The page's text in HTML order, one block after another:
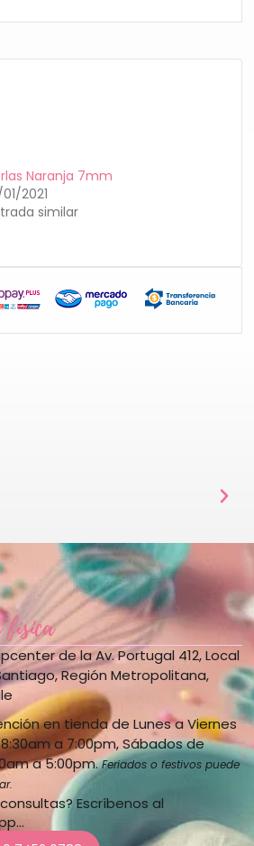
Naranja 7mm
2021
similar
física
de la Av. Portugal 412, Local
Región Metropolitana,
en tienda de Lunes a Viernes
a 7:00pm, Sábados de
a 5:00pm.Feriados o festivos puede
Escríbenos al